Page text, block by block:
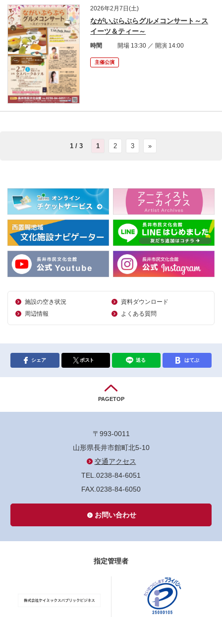
2026年2月7日(土)
ながいぶらぶらグルメコンサート～ス
イーツ＆ティー～
時間 開場 13:30 ／ 開演 14:00
主催公演
1 / 3 1 2 3 »
施設の空き状況
資料ダウンロード
周辺情報
よくある質問
シェア ポスト 送る はてぶ
PAGETOP
〒993-0011
山形県長井市館町北5-10
交通アクセス
TEL.0238-84-6051
FAX.0238-84-6050
お問い合わせ
指定管理者